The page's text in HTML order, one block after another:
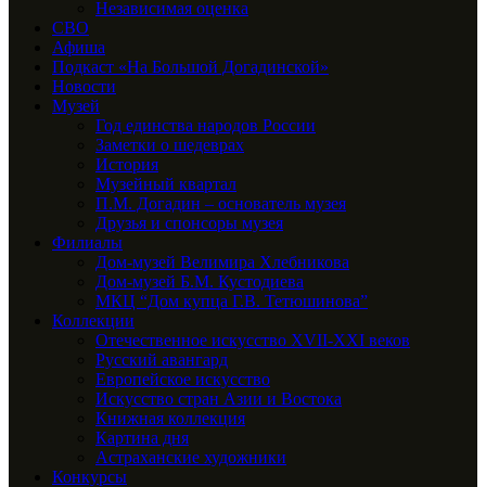
Независимая оценка
СВО
Афиша
Подкаст «На Большой Догадинской»
Новости
Музей
Год единства народов России
Заметки о шедеврах
История
Музейный квартал
П.М. Догадин – основатель музея
Друзья и спонсоры музея
Филиалы
Дом-музей Велимира Хлебникова
Дом-музей Б.М. Кустодиева
МКЦ “Дом купца Г.В. Тетюшинова”
Коллекции
Отечественное искусство XVII-XXI веков
Русский авангард
Европейское искусство
Искусство стран Азии и Востока
Книжная коллекция
Картина дня
Астраханские художники
Конкурсы